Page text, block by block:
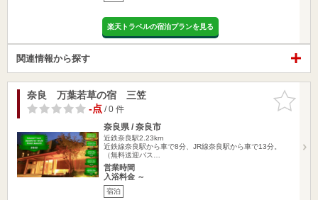
楽天トラベルの宿泊プランを見る
関連情報から探す
お気に入
りに追加
奈良 万葉若草の宿 三笠
-点/ 0 件
奈良県 / 奈良市
近鉄奈良駅2.23km
近鉄線奈良駅から車で8分、JR線奈良駅から車で13分。
（無料送迎バス…
営業時間
入浴料金 ～
宿泊